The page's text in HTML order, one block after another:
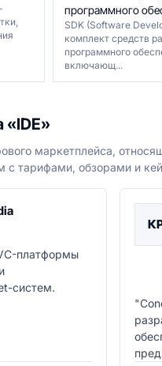
программного
SDK (Software
комплект средств
программного
включающ...
маркетплейса,
с тарифами, обзорами и
платформы
систем.